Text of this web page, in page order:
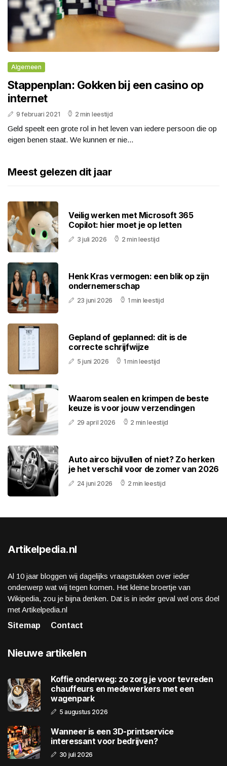
Algemeen
Stappenplan: Gokken bij een casino op
internet
9 februari 2021 2 min leestijd
Geld speelt een grote rol in het leven van iedere persoon die op
eigen benen staat. We kunnen er nie...
Meest gelezen dit jaar
Veilig werken met Microsoft 365
Copilot: hier moet je op letten
3 juli 2026 2 min leestijd
Henk Kras vermogen: een blik op zijn
ondernemerschap
23 juni 2026 1 min leestijd
Gepland of geplanned: dit is de
correcte schrijfwijze
5 juni 2026 1 min leestijd
Waarom sealen en krimpen de beste
keuze is voor jouw verzendingen
29 april 2026 2 min leestijd
Auto airco bijvullen of niet? Zo herken
je het verschil voor de zomer van 2026
24 juni 2026 2 min leestijd
Artikelpedia.nl
Al 10 jaar bloggen wij dagelijks vraagstukken over ieder
onderwerp wat wij tegen komen. Het kleine broertje van
Wikipedia, zou je bijna denken. Dat is in ieder geval wel ons doel
met Artikelpedia.nl
Sitemap
Contact
Nieuwe artikelen
Koffie onderweg: zo zorg je voor tevreden
chauffeurs en medewerkers met een
wagenpark
5 augustus 2026
Wanneer is een 3D-printservice
interessant voor bedrijven?
30 juli 2026